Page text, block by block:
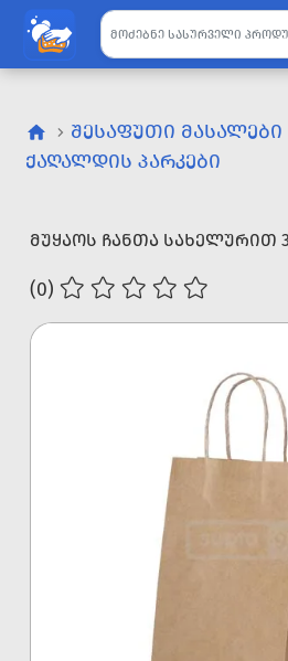
ᲨᲔᲡᲐᲤᲣᲗᲘ ᲛᲐᲡᲐᲚᲔᲑᲘ
ᲥᲐᲦᲐᲚᲓᲘᲡ ᲞᲐᲠᲙᲔᲑᲘ
ᲛᲣᲧᲐᲝᲡ ᲩᲐᲜᲗᲐ ᲡᲐᲮᲔᲚᲣᲠᲘᲗ
(0)